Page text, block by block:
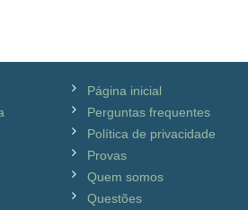
Página inicial
Perguntas frequentes
Política de privacidade
Provas
Quem somos
Questões